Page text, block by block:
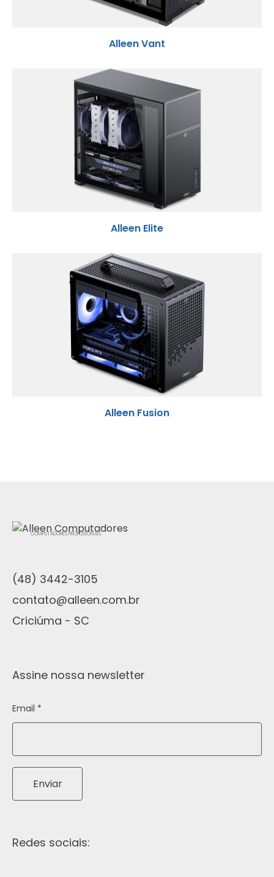
Alleen Vant
Alleen Elite
Alleen Fusion
COMPUTADORES PROFISSIONAIS
(48) 3442-3105
contato@alleen.com.br
Criciúma - SC
Assine nossa newsletter
Email *
Enviar
Redes sociais: